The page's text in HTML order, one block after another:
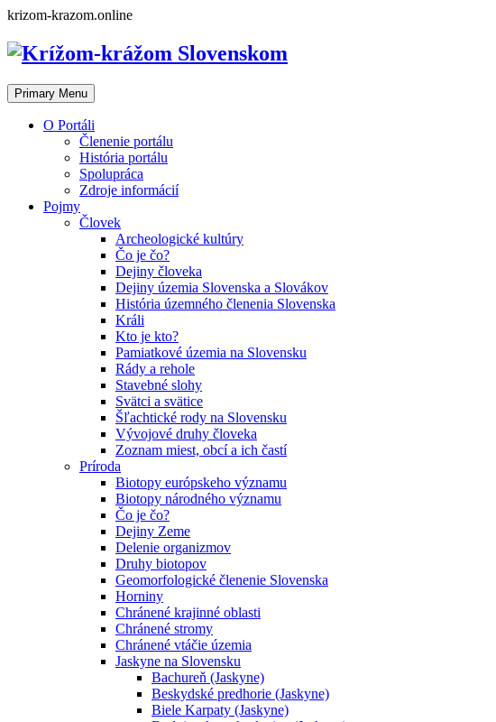
Skip
content
krizom-krazom.online
Primary Menu
O Portáli
Členenie portálu
História portálu
Spolupráca
Zdroje informácií
Pojmy
Človek
Archeologické kultúry
Čo je čo?
Dejiny človeka
Dejiny územia Slovenska a Slovákov
História územného členenia Slovenska
Králi
Kto je kto?
Pamiatkové územia na Slovensku
Rády a rehole
Stavebné slohy
Svätci a svätice
Šľachtické rody na Slovensku
Vývojové druhy človeka
Zoznam miest, obcí a ich častí
Príroda
Biotopy európskeho významu
Biotopy národného významu
Čo je čo?
Dejiny Zeme
Delenie organizmov
Druhy biotopov
Geomorfologické členenie Slovenska
Horniny
Chránené krajinné oblasti
Chránené stromy
Chránené vtáčie územia
Jaskyne na Slovensku
Bachureň (Jaskyne)
Beskydské predhorie (Jaskyne)
Biele Karpaty (Jaskyne)